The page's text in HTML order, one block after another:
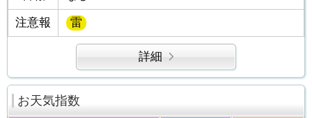
注意報 雷
詳細
お天気指数